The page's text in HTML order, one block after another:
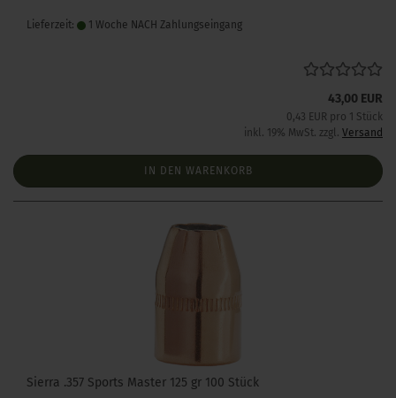
Lieferzeit: 1 Woche NACH Zahlungseingang
43,00 EUR
0,43 EUR pro 1 Stück
inkl. 19% MwSt. zzgl. Versand
IN DEN WARENKORB
Sierra .357 Sports Master 125 gr 100 Stück